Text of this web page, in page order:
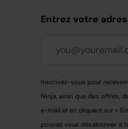
Entrez votre
Inscrivez-vous pour
Ninja, ainsi que des offres,
e-mail et en cliquant sur «
pouvez vous désabonner à